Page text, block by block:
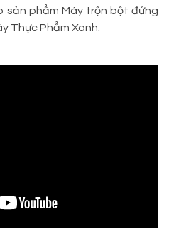
sản phẩm Máy trộn bột đứng
Thực Phẩm Xanh.